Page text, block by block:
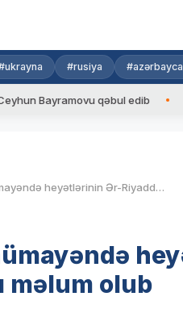
#rusiya
qəbul edib
Rusiya və ABŞ nümayəndə heyətlərinin Ər-Riyaddakı görüşünün saatı məlum olub
məlum olub